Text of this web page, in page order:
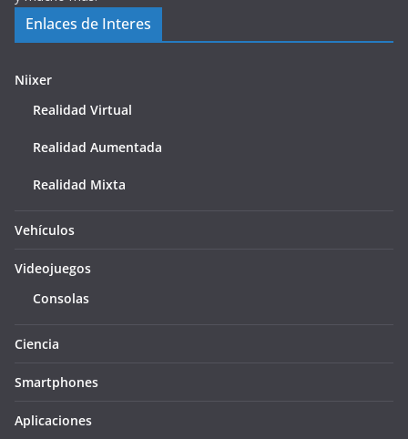
Enlaces de Interes
Niixer
Realidad Virtual
Realidad Aumentada
Realidad Mixta
Vehículos
Videojuegos
Consolas
Ciencia
Smartphones
Aplicaciones